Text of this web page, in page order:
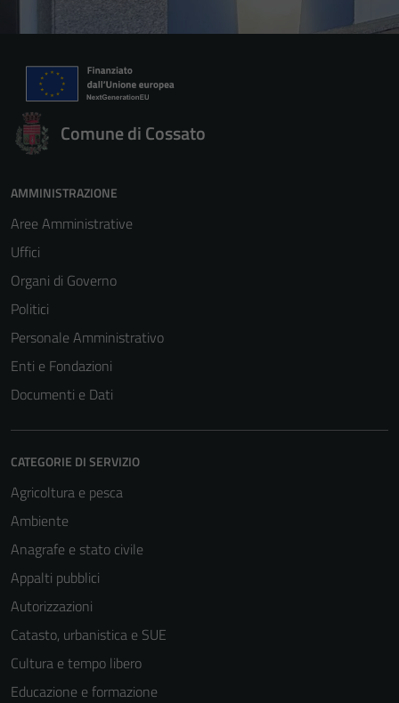
Comune di Cossato
AMMINISTRAZIONE
Aree Amministrative
Uffici
Organi di Governo
Politici
Personale Amministrativo
Enti e Fondazioni
Documenti e Dati
CATEGORIE DI SERVIZIO
Agricoltura e pesca
Ambiente
Anagrafe e stato civile
Appalti pubblici
Autorizzazioni
Catasto, urbanistica e SUE
Cultura e tempo libero
Educazione e formazione